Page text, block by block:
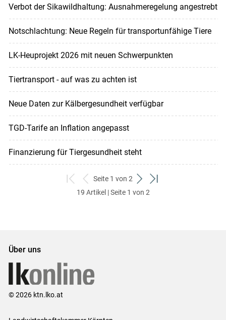
Verbot der Sikawildhaltung: Ausnahmeregelung angestrebt
Notschlachtung: Neue Regeln für transportunfähige Tiere
LK-Heuprojekt 2026 mit neuen Schwerpunkten
Tiertransport - auf was zu achten ist
Neue Daten zur Kälbergesundheit verfügbar
TGD-Tarife an Inflation angepasst
Finanzierung für Tiergesundheit steht
zum
ersten
zurück
zum
Seite 1 von 2
weiter
zum
zum
19 Artikel | Seite 1 von 2
Über uns
© 2026 ktn.lko.at